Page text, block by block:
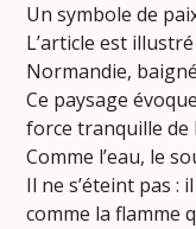
Un symbole de
L’article est
Normandie,
Ce paysage
force tranquille de
Comme l’eau, le
Il ne s’éteint pas :
comme la flamme